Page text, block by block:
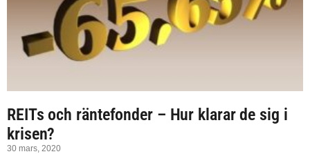
REITs och räntefonder – Hur klarar de sig i
krisen?
30 mars, 2020